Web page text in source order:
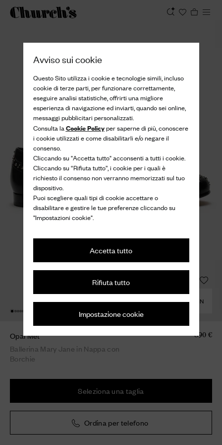
Avviso sui cookie
Questo Sito utilizza i cookie e tecnologie simili, incluso
cookie di terze parti, per funzionare correttamente,
eseguire analisi statistiche, offrirti una migliore
esperienza di navigazione ed inviarti, quando sei online,
messaggi pubblicitari personalizzati.
Consulta la Cookie Policyper saperne di più, conoscere
i cookie utilizzati e come disabilitarli e/o negare il
consenso.
Cliccando su "Accetta tutto" acconsenti a tutti i cookie.
Cliccando su “Rifiuta tutto”, i cookie per i quali è
richiesto il consenso non verranno memorizzati sul tuo
dispositivo.
Puoi scegliere quali tipi di cookie accettare o
disabilitare e gestire le tue preferenze cliccando su
"Impostazioni cookie".
Accetta tutto
Rifiuta tutto
Impostazione cookie
COMBINA CON
Opal Met
Ballerina Mary Jane in Nappa con
Borchie
890 €
Seleziona una taglia
Ordina per telefono